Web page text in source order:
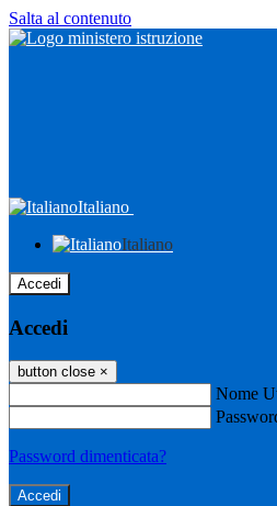
Salta al contenuto
Italiano
Italiano
Accedi
Accedi
button close ×
Nome
Password dimenticata?